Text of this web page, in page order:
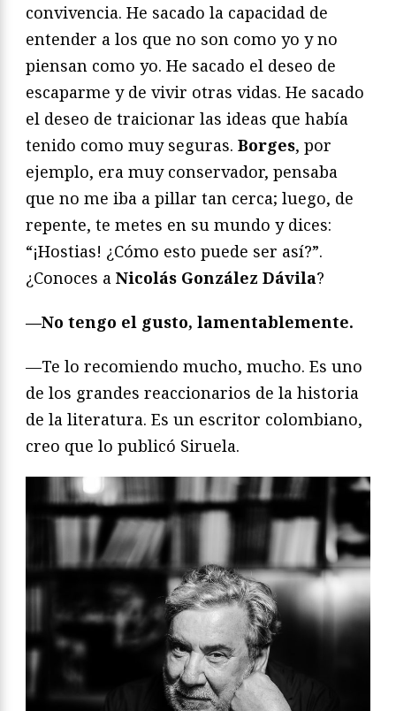
convivencia. He sacado la capacidad de
entender a los que no son como yo y no
piensan como yo. He sacado el deseo de
escaparme y de vivir otras vidas. He sacado
el deseo de traicionar las ideas que había
tenido como muy seguras. Borges, por
ejemplo, era muy conservador, pensaba
que no me iba a pillar tan cerca; luego, de
repente, te metes en su mundo y dices:
“¡Hostias! ¿Cómo esto puede ser así?”.
¿Conoces a Nicolás González Dávila?
—No tengo el gusto, lamentablemente.
—Te lo recomiendo mucho, mucho. Es uno
de los grandes reaccionarios de la historia
de la literatura. Es un escritor colombiano,
creo que lo publicó Siruela.